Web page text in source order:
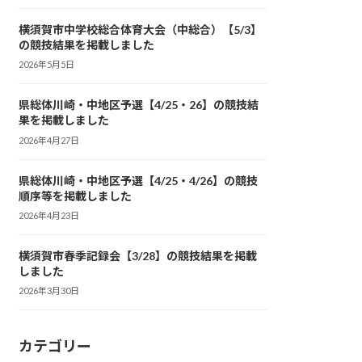
横須賀市中学校総合体育大会（中総合）【5/3】
の競技結果を掲載しました
2026年5月5日
県総体川崎・中地区予選【4/25・26】の競技結
果を掲載しました
2026年4月27日
県総体川崎・中地区予選【4/25・4/26】の競技
順序等を掲載しました
2026年4月23日
横須賀市春季記録会【3/28】の競技結果を掲載
しました
2026年3月30日
カテゴリー